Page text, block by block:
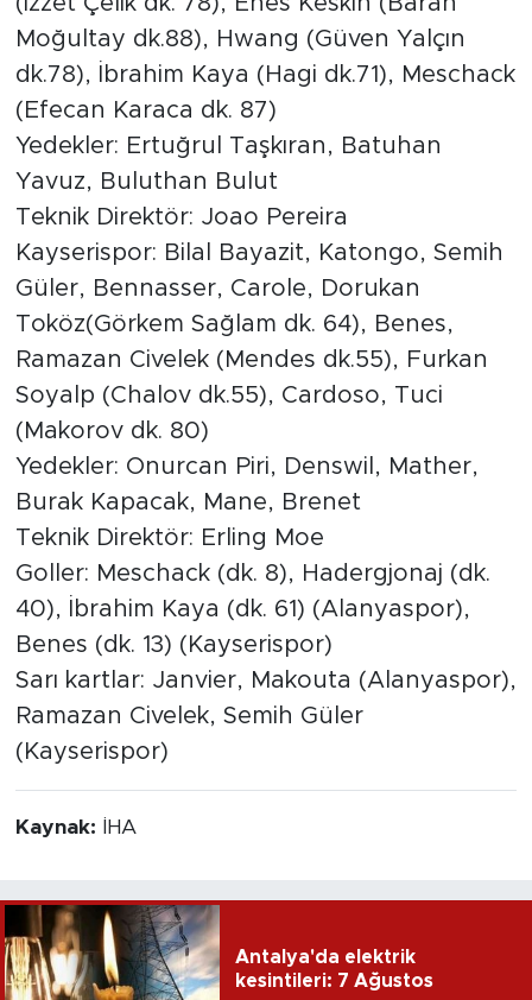
Moğultay dk.88), Hwang (Güven Yalçın
dk.78), İbrahim Kaya (Hagi dk.71), Meschack
(Efecan Karaca dk. 87)
Yedekler: Ertuğrul Taşkıran, Batuhan
Yavuz, Buluthan Bulut
Teknik Direktör: Joao Pereira
Kayserispor: Bilal Bayazit, Katongo, Semih
Güler, Bennasser, Carole, Dorukan
Toköz(Görkem Sağlam dk. 64), Benes,
Ramazan Civelek (Mendes dk.55), Furkan
Soyalp (Chalov dk.55), Cardoso, Tuci
(Makorov dk. 80)
Yedekler: Onurcan Piri, Denswil, Mather,
Burak Kapacak, Mane, Brenet
Teknik Direktör: Erling Moe
Goller: Meschack (dk. 8), Hadergjonaj (dk.
40), İbrahim Kaya (dk. 61) (Alanyaspor),
Benes (dk. 13) (Kayserispor)
Sarı kartlar: Janvier, Makouta (Alanyaspor),
Ramazan Civelek, Semih Güler
(Kayserispor)
Kaynak: İHA
Antalya'da elektrik
kesintileri: 7 Ağustos